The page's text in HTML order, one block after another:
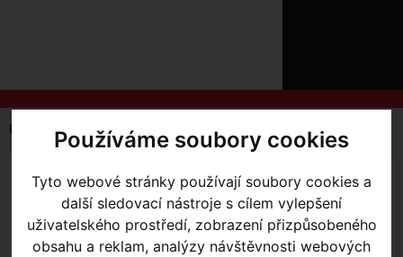
Používáme soubory cookies
Tyto webové stránky používají soubory cookies a
další sledovací nástroje s cílem vylepšení
uživatelského prostředí, zobrazení přizpůsobeného
obsahu a reklam, analýzy návštěvnosti webových
O
SLUŽBY
ZTRATILI
Úvodní strana Komponenty